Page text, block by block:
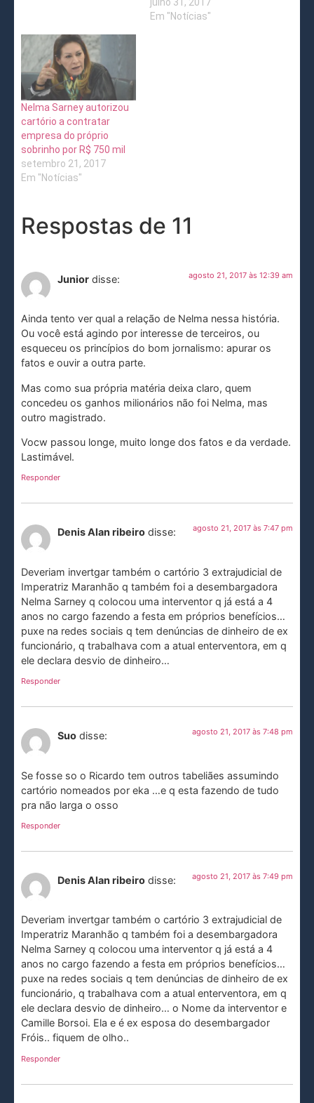
Em "Notícias"
Nelma Sarney autorizou
cartório a contratar
empresa do próprio
sobrinho por R$ 750 mil
setembro 21, 2017
Em "Notícias"
Respostas de 11
Junior disse: agosto 21, 2017 às 12:39 am
Ainda tento ver qual a relação de Nelma nessa história.
Ou você está agindo por interesse de terceiros, ou
esqueceu os princípios do bom jornalismo: apurar os
fatos e ouvir a outra parte.
Mas como sua própria matéria deixa claro, quem
concedeu os ganhos milionários não foi Nelma, mas
outro magistrado.
Vocw passou longe, muito longe dos fatos e da verdade.
Lastimável.
Responder
Denis Alan ribeiro disse: agosto 21, 2017 às 7:47 pm
Deveriam invertgar também o cartório 3 extrajudicial de
Imperatriz Maranhão q também foi a desembargadora
Nelma Sarney q colocou uma interventor q já está a 4
anos no cargo fazendo a festa em próprios benefícios…
puxe na redes sociais q tem denúncias de dinheiro de ex
funcionário, q trabalhava com a atual enterventora, em q
ele declara desvio de dinheiro…
Responder
Suo disse: agosto 21, 2017 às 7:48 pm
Se fosse so o Ricardo tem outros tabeliães assumindo
cartório nomeados por eka …e q esta fazendo de tudo
pra não larga o osso
Responder
Denis Alan ribeiro disse: agosto 21, 2017 às 7:49 pm
Deveriam invertgar também o cartório 3 extrajudicial de
Imperatriz Maranhão q também foi a desembargadora
Nelma Sarney q colocou uma interventor q já está a 4
anos no cargo fazendo a festa em próprios benefícios…
puxe na redes sociais q tem denúncias de dinheiro de ex
funcionário, q trabalhava com a atual enterventora, em q
ele declara desvio de dinheiro… o Nome da interventor e
Camille Borsoi. Ela e é ex esposa do desembargador
Fróis.. fiquem de olho..
Responder